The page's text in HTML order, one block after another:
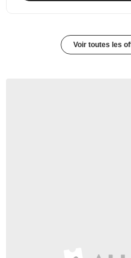
Voir toutes les